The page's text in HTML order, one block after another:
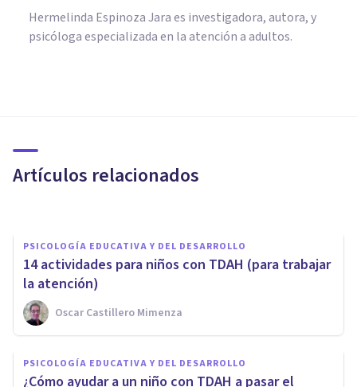
Hermelinda Espinoza Jara es investigadora, autora, y
psicóloga especializada en la atención a adultos.
Artículos relacionados
padres y maestros
PSICOLOGÍA EDUCATIVA Y DEL DESARROLLO
14 actividades para niños con TDAH (para trabajar
la atención)
Oscar Castillero Mimenza
PSICOLOGÍA EDUCATIVA Y DEL DESARROLLO
¿Cómo ayudar a un niño con TDAH a pasar el
¿Cómo explicarle a un niño que